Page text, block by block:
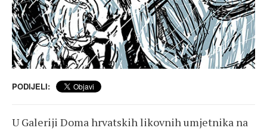
PODIJELI:
U Galeriji Doma hrvatskih likovnih umjetnika na